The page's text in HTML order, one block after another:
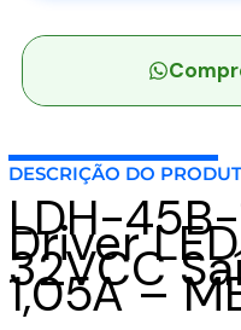
18-
Saída
1,05A
-
MEAN
WELL
quantidade
DESCRIÇÃO DO
LDH-
Driver
32VCC
1,05A –